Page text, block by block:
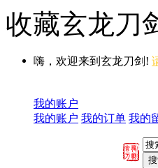
收藏玄龙刀
嗨，欢迎来到玄龙刀剑!
我的账户
我的账户 我的订单 我的